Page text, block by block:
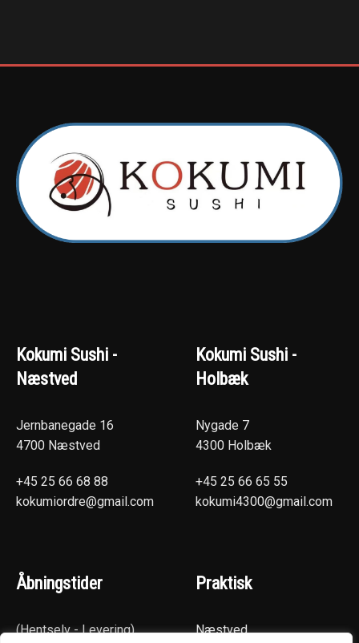
Kokumi Sushi -
Næstved
Jernbanegade 16
4700 Næstved
+45 25 66 68 88
kokumiordre@gmail.com
Kokumi Sushi -
Holbæk
Nygade 7
4300 Holbæk
+45 25 66 65 55
kokumi4300@gmail.com
Åbningstider
(Hentselv - Levering)
Praktisk
Næstved